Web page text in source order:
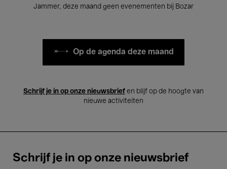
Jammer, deze maand geen evenementen bij Bozar
Op de agenda deze maand
Schrijf je in op onze nieuwsbrief en blijf op de hoogte van
nieuwe activiteiten
Schrijf je in op onze nieuwsbrief